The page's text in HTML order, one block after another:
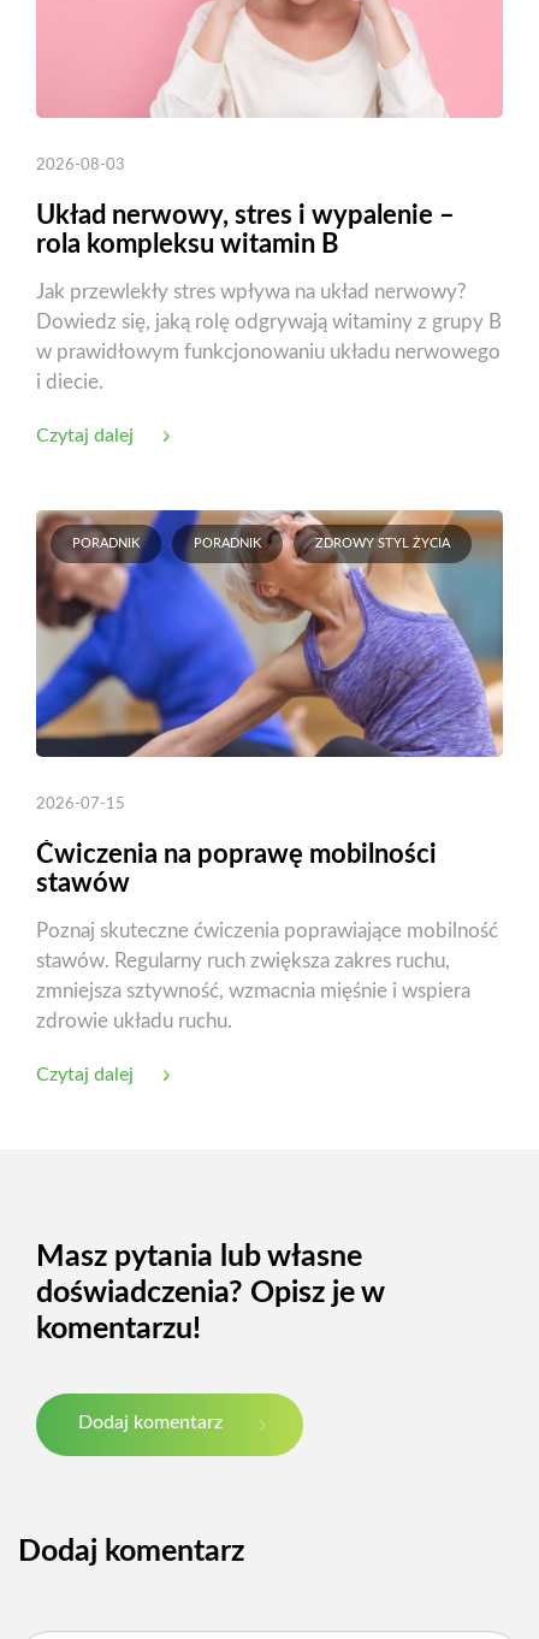
2026-08-03
Układ nerwowy, stres i wypalenie –
rola kompleksu witamin B
Jak przewlekły stres wpływa na układ nerwowy?
Dowiedz się, jaką rolę odgrywają witaminy z grupy B
w prawidłowym funkcjonowaniu układu nerwowego
i diecie.
Czytaj dalej
PORADNIK PORADNIK ZDROWY STYL ŻYCIA
2026-07-15
Ćwiczenia na poprawę mobilności
stawów
Poznaj skuteczne ćwiczenia poprawiające mobilność
stawów. Regularny ruch zwiększa zakres ruchu,
zmniejsza sztywność, wzmacnia mięśnie i wspiera
zdrowie układu ruchu.
Czytaj dalej
Masz pytania lub własne
doświadczenia? Opisz je w
komentarzu!
Dodaj komentarz
Dodaj komentarz